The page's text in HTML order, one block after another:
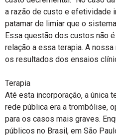
a razão de custo e efetividade
patamar de limiar que o
Essa questão dos custos não
relação a essa terapia. A
os resultados dos ensaios
Terapia
Até esta incorporação, a única
rede pública era a trombólise,
para os casos mais graves.
públicos no Brasil, em São